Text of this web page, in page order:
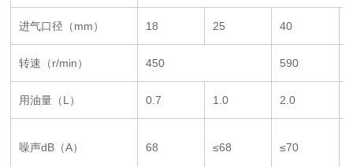
进气口径（mm） 18 25 40
转速（r/min） 450 590
用油量（L） 0.7 1.0 2.0
噪声dB（A） 68 ≤68 ≤70